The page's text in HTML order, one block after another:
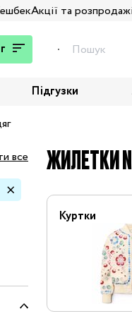
Акції та
джинси
одяг
та піджаки
та світшоти
та шкарпетки
боді
Підгузки
все ЖИЛЕТКИ
Куртки